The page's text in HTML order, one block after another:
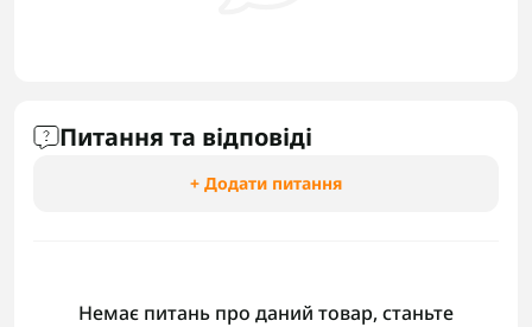
Питання та відповіді
+ Додати питання
Немає питань про даний товар, станьте